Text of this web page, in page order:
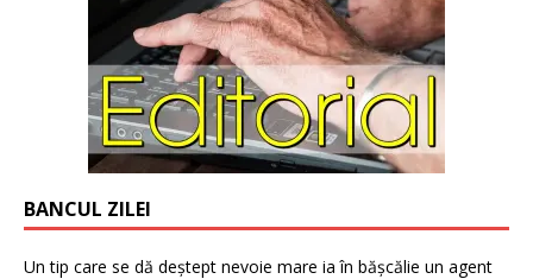
BANCUL ZILEI
Un tip care se dă deștept nevoie mare ia în bășcălie un agent